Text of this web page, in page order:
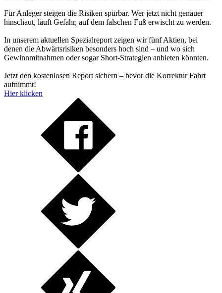
Für Anleger steigen die Risiken spürbar. Wer jetzt nicht genauer
hinschaut, läuft Gefahr, auf dem falschen Fuß erwischt zu werden.
In unserem aktuellen Spezialreport zeigen wir fünf Aktien, bei
denen die Abwärtsrisiken besonders hoch sind – und wo sich
Gewinnmitnahmen oder sogar Short-Strategien anbieten könnten.
Jetzt den kostenlosen Report sichern – bevor die Korrektur Fahrt
aufnimmt!
Hier klicken